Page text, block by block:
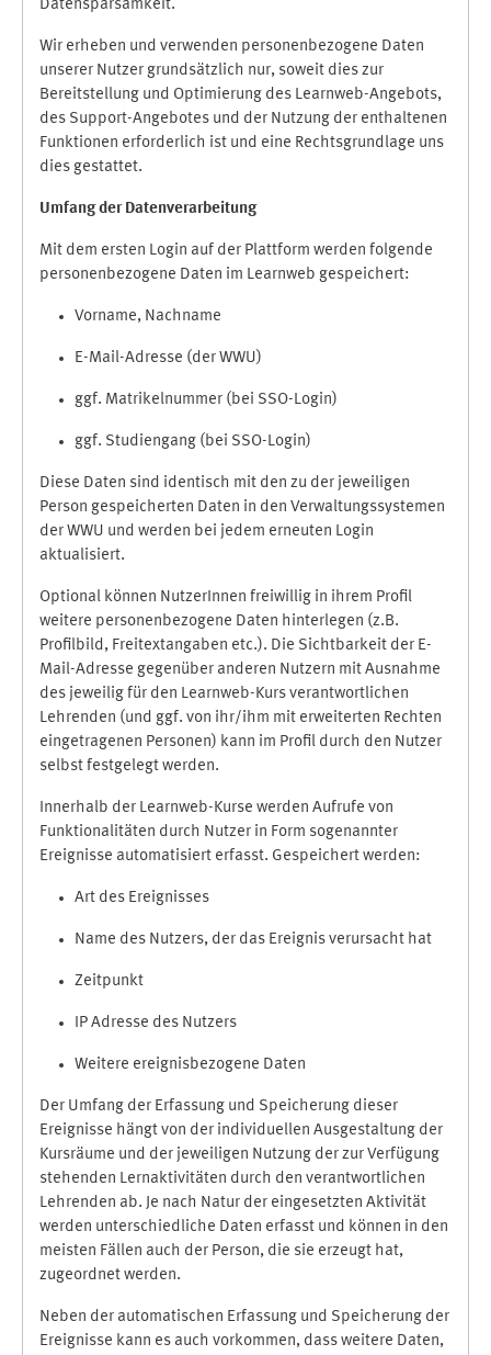
Datensparsamkeit.
Wir erheben und verwenden personenbezogene Daten
unserer Nutzer grundsätzlich nur, soweit dies zur
Bereitstellung und Optimierung des Learnweb-Angebots,
des Support-Angebotes und der Nutzung der enthaltenen
Funktionen erforderlich ist und eine Rechtsgrundlage uns
dies gestattet.
Umfang der Datenverarbeitung
Mit dem ersten Login auf der Plattform werden folgende
personenbezogene Daten im Learnweb gespeichert:
Vorname, Nachname
E-Mail-Adresse (der WWU)
ggf. Matrikelnummer (bei SSO-Login)
ggf. Studiengang (bei SSO-Login)
Diese Daten sind identisch mit den zu der jeweiligen
Person gespeicherten Daten in den Verwaltungssystemen
der WWU und werden bei jedem erneuten Login
aktualisiert.
Optional können NutzerInnen freiwillig in ihrem Profil
weitere personenbezogene Daten hinterlegen (z.B.
Profilbild, Freitextangaben etc.). Die Sichtbarkeit der E-
Mail-Adresse gegenüber anderen Nutzern mit Ausnahme
des jeweilig für den Learnweb-Kurs verantwortlichen
Lehrenden (und ggf. von ihr/ihm mit erweiterten Rechten
eingetragenen Personen) kann im Profil durch den Nutzer
selbst festgelegt werden.
Innerhalb der Learnweb-Kurse werden Aufrufe von
Funktionalitäten durch Nutzer in Form sogenannter
Ereignisse automatisiert erfasst. Gespeichert werden:
Art des Ereignisses
Name des Nutzers, der das Ereignis verursacht hat
Zeitpunkt
IP Adresse des Nutzers
Weitere ereignisbezogene Daten
Der Umfang der Erfassung und Speicherung dieser
Ereignisse hängt von der individuellen Ausgestaltung der
Kursräume und der jeweiligen Nutzung der zur Verfügung
stehenden Lernaktivitäten durch den verantwortlichen
Lehrenden ab. Je nach Natur der eingesetzten Aktivität
werden unterschiedliche Daten erfasst und können in den
meisten Fällen auch der Person, die sie erzeugt hat,
zugeordnet werden.
Neben der automatischen Erfassung und Speicherung der
Ereignisse kann es auch vorkommen, dass weitere Daten,